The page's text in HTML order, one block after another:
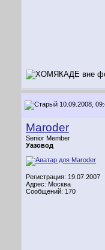
10.09.2008,
Maroder
Senior Member
Уазовод
Регистрация: 19.07.2007
Адрес: Москва
Сообщений: 170